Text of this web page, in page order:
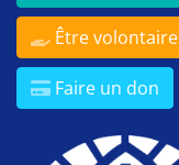
Être volontaire
Faire un don